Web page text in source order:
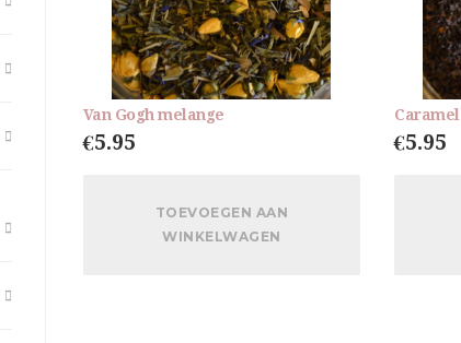
Van Gogh melange
€5.95
TOEVOEGEN AAN
WINKELWAGEN
Caramel
€5.95